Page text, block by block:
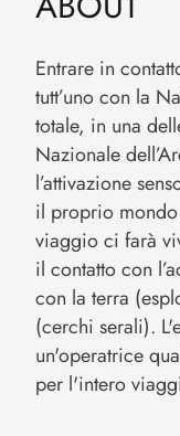
Entrare in
tutt’uno con la
totale, in una
Nazionale
l’attivazione
il proprio
viaggio ci farà
il contatto con
con la terra
(cerchi serali).
un'operatrice
per l'intero